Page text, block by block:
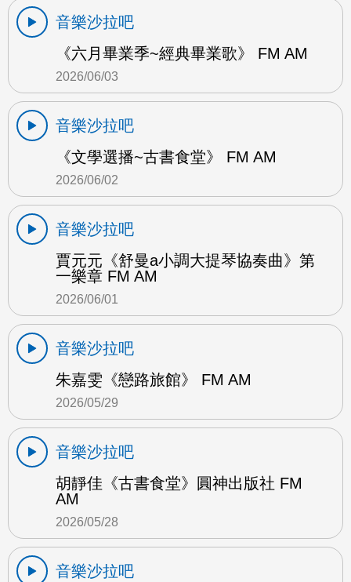
音樂沙拉吧
《六月畢業季~經典畢業歌》 FM AM
2026/06/03
音樂沙拉吧
《文學選播~古書食堂》 FM AM
2026/06/02
音樂沙拉吧
賈元元《舒曼a小調大提琴協奏曲》第
一樂章 FM AM
2026/06/01
音樂沙拉吧
朱嘉雯《戀路旅館》 FM AM
2026/05/29
音樂沙拉吧
胡靜佳《古書食堂》圓神出版社 FM
AM
2026/05/28
音樂沙拉吧